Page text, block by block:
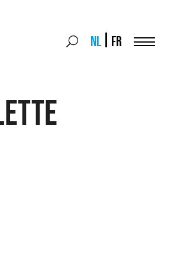
Search
Search
NL FR